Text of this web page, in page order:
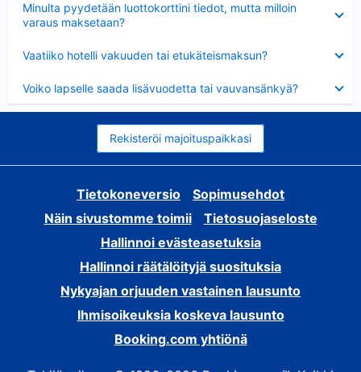
Minulta pyydetään luottokorttini tiedot, mutta milloin
varaus maksetaan?
Vaatiiko hotelli vakuuden tai etukäteismaksun?
Voiko lapselle saada lisävuodetta tai vauvansänkyä?
Rekisteröi majoituspaikkasi
Tietokoneversio
Sopimusehdot
Näin sivustomme toimii
Tietosuojaseloste
Hallinnoi evästeasetuksia
Hallinnoi räätälöityjä suosituksia
Nykyajan orjuuden vastainen lausunto
Ihmisoikeuksia koskeva lausunto
Booking.com yhtiönä